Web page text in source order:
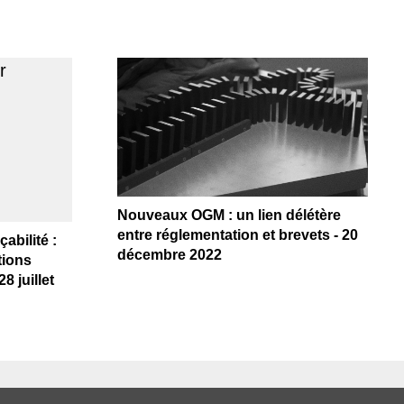
:
juillet
Nouveaux OGM : un lien délétère
entre réglementation et brevets - 20
décembre 2022